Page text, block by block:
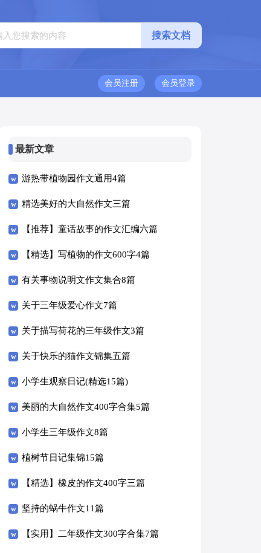
会员登录
会员注册
最新文章
游热带植物园作文通用4篇
精选美好的大自然作文三篇
【推荐】童话故事的作文汇编六篇
【精选】写植物的作文600字4篇
有关事物说明文作文集合8篇
关于三年级爱心作文7篇
关于描写荷花的三年级作文3篇
关于快乐的猫作文锦集五篇
小学生观察日记(精选15篇)
美丽的大自然作文400字合集5篇
小学生三年级作文8篇
植树节日记集锦15篇
【精选】橡皮的作文400字三篇
坚持的蜗牛作文11篇
【实用】二年级作文300字合集7篇